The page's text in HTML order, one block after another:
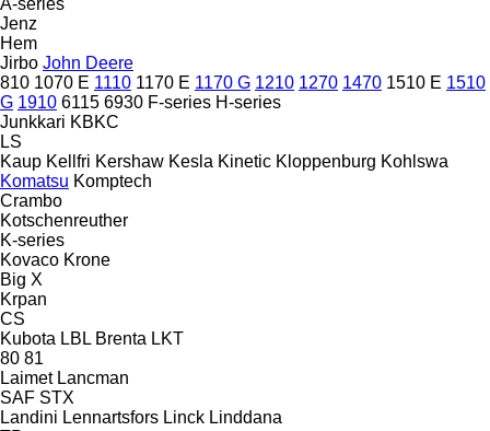
Jenz
Hem
Jirbo John Deere
810 1070 E 1110 1170 E 1170 G 1210 1270 1470 1510 E 1510
G 1910 6115 6930 F-series H-series
Junkkari KBKC
LS
Kaup Kellfri Kershaw Kesla Kinetic Kloppenburg Kohlswa
Komatsu Komptech
Crambo
Kotschenreuther
K-series
Kovaco Krone
Big X
Krpan
CS
Kubota LBL Brenta LKT
80 81
Laimet Lancman
SAF STX
Landini Lennartsfors Linck Linddana